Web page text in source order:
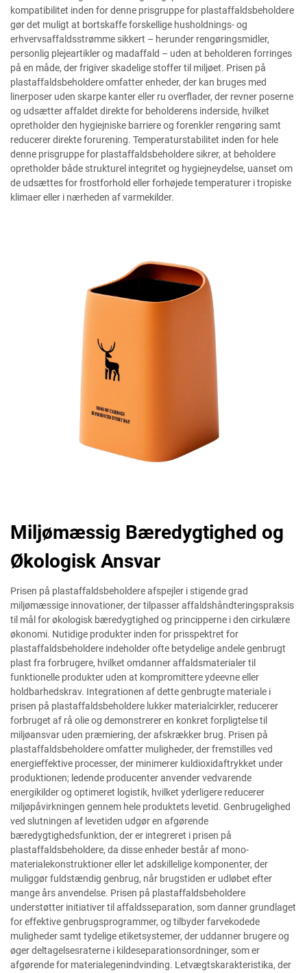
kompatibilitet inden for denne prisgruppe for plastaffaldsbeholdere
gør det muligt at bortskaffe forskellige husholdnings- og
erhvervsaffaldsstrømme sikkert – herunder rengøringsmidler,
personlig plejeartikler og madaffald – uden at beholderen forringes
på en måde, der frigiver skadelige stoffer til miljøet. Prisen på
plastaffaldsbeholdere omfatter enheder, der kan bruges med
linerposer uden skarpe kanter eller ru overflader, der revner poserne
og udsætter affaldet direkte for beholderens inderside, hvilket
opretholder den hygiejniske barriere og forenkler rengøring samt
reducerer direkte forurening. Temperaturstabilitet inden for hele
denne prisgruppe for plastaffaldsbeholdere sikrer, at beholdere
opretholder både strukturel integritet og hygiejneydelse, uanset om
de udsættes for frostforhold eller forhøjede temperaturer i tropiske
klimaer eller i nærheden af varmekilder.
Miljømæssig Bæredygtighed og
Økologisk Ansvar
Prisen på plastaffaldsbeholdere afspejler i stigende grad
miljømæssige innovationer, der tilpasser affaldshåndteringspraksis
til mål for økologisk bæredygtighed og principperne i den cirkulære
økonomi. Nutidige produkter inden for prisspektret for
plastaffaldsbeholdere indeholder ofte betydelige andele genbrugt
plast fra forbrugere, hvilket omdanner affaldsmaterialer til
funktionelle produkter uden at kompromittere ydeevne eller
holdbarhedskrav. Integrationen af dette genbrugte materiale i
prisen på plastaffaldsbeholdere lukker materialcirkler, reducerer
forbruget af rå olie og demonstrerer en konkret forpligtelse til
miljøansvar uden præmiering, der afskrækker brug. Prisen på
plastaffaldsbeholdere omfatter muligheder, der fremstilles ved
energieffektive processer, der minimerer kuldioxidaftrykket under
produktionen; ledende producenter anvender vedvarende
energikilder og optimeret logistik, hvilket yderligere reducerer
miljøpåvirkningen gennem hele produktets levetid. Genbrugelighed
ved slutningen af levetiden udgør en afgørende
bæredygtighedsfunktion, der er integreret i prisen på
plastaffaldsbeholdere, da disse enheder består af mono-
materialekonstruktioner eller let adskillelige komponenter, der
muliggør fuldstændig genbrug, når brugstiden er udløbet efter
mange års anvendelse. Prisen på plastaffaldsbeholdere
understøtter initiativer til affaldsseparation, som danner grundlaget
for effektive genbrugsprogrammer, og tilbyder farvekodede
muligheder samt tydelige etiketsystemer, der uddanner brugere og
øger deltagelsesraterne i kildeseparationsordninger, som er
afgørende for materialegenindvinding. Letvægtskarakteristika, der